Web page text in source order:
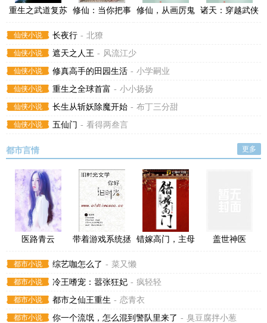
重生之武道复苏
修仙：当你把事
修仙，从画厉鬼
诸天：穿越武侠
仙侠小说 长夜行 - 北獠
仙侠小说 遮天之人王 - 风流江少
仙侠小说 修真高手的田园生活 - 小学嗣业
仙侠小说 重生之全球首富 - 小小扬扬
仙侠小说 长生从斩妖除魔开始 - 布丁三分甜
仙侠小说 五仙门 - 看得两叁言
都市言情 更多
医路青云
带着游戏系统拯
错嫁高门，主母
盖世神医
都市小说 综艺咖怎么了 - 菜又懒
都市小说 冷王嗜宠：嚣张狂妃 - 疯轻轻
都市小说 都市之仙王重生 - 恋青衣
都市小说 你一个流氓，怎么混到警队里来了 - 臭豆腐拌小葱